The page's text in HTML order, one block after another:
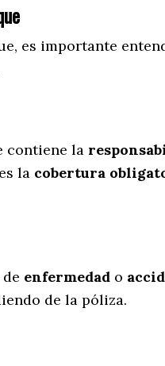
, es importante
contiene la
la cobertura
enfermedad o
de la póliza.